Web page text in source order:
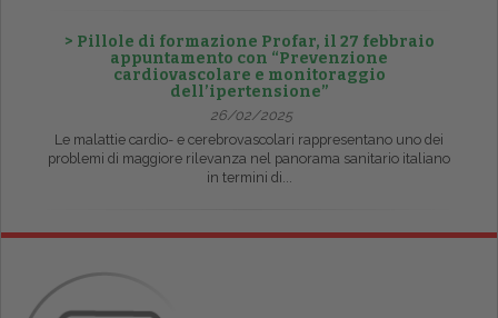
> Pillole di formazione Profar, il 27 febbraio
appuntamento con “Prevenzione
cardiovascolare e monitoraggio
dell’ipertensione”
26/02/2025
Le malattie cardio- e cerebrovascolari rappresentano uno dei
problemi di maggiore rilevanza nel panorama sanitario italiano
in termini di...